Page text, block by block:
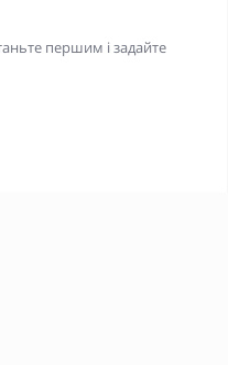
першим і задайте